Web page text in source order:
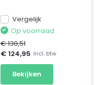
Vergelijk
Op voorraad
€ 130,51
€ 124,95 Incl. btw
Bekijken